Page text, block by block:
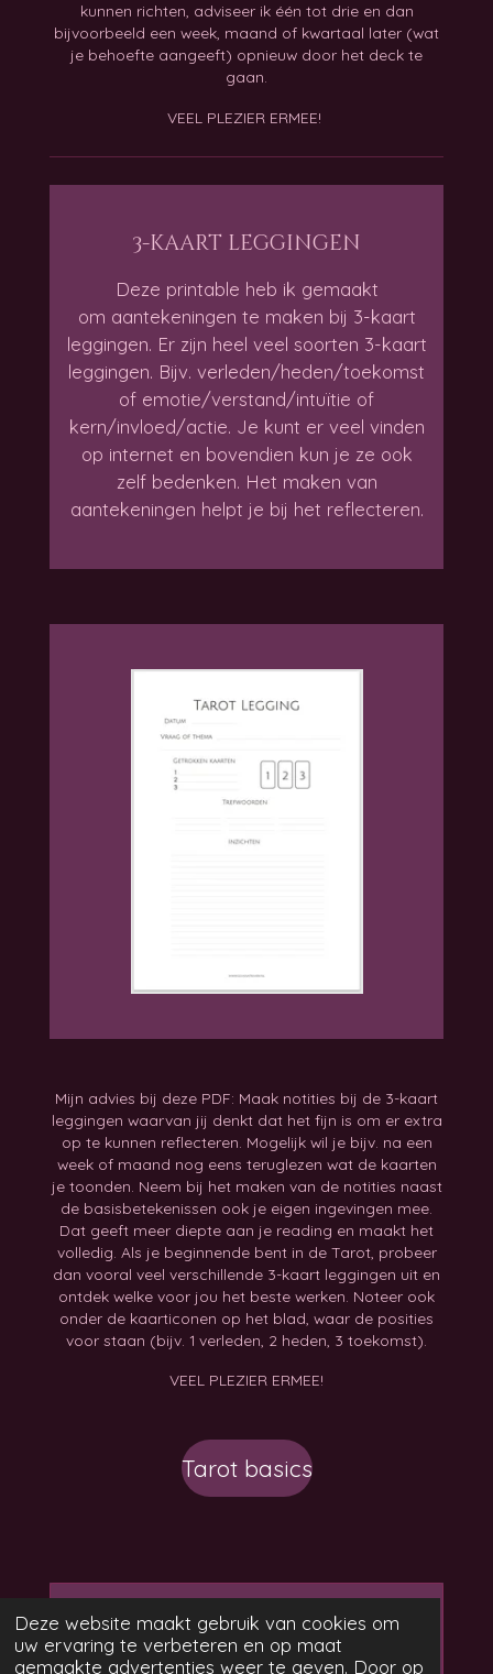
Deze website maakt gebruik van cookies om
uw ervaring te verbeteren en op maat
gemaakte advertenties weer te geven. Door op
kunnen richten, adviseer ik één tot drie en dan
bijvoorbeeld een week, maand of kwartaal later (wat
je behoefte aangeeft) opnieuw door het deck te
gaan.
VEEL PLEZIER ERMEE!
3-kaart leggingen
Deze printable heb ik gemaakt
om aantekeningen te maken bij 3-kaart
leggingen. Er zijn heel veel soorten 3-kaart
leggingen. Bijv. verleden/heden/toekomst
of emotie/verstand/intuïtie of
kern/invloed/actie. Je kunt er veel vinden
op internet en bovendien kun je ze ook
zelf bedenken. Het maken van
aantekeningen helpt je bij het reflecteren.
Mijn advies bij deze PDF: Maak notities bij de 3-kaart
leggingen waarvan jij denkt dat het fijn is om er extra
op te kunnen reflecteren. Mogelijk wil je bijv. na een
week of maand nog eens teruglezen wat de kaarten
je toonden. Neem bij het maken van de notities naast
de basisbetekenissen ook je eigen ingevingen mee.
Dat geeft meer diepte aan je reading en maakt het
volledig. Als je beginnende bent in de Tarot, probeer
dan vooral veel verschillende 3-kaart leggingen uit en
ontdek welke voor jou het beste werken. Noteer ook
onder de kaarticonen op het blad, waar de posities
voor staan (bijv. 1 verleden, 2 heden, 3 toekomst).
VEEL PLEZIER ERMEE!
Tarot basics
Maak jouw eigen website
met